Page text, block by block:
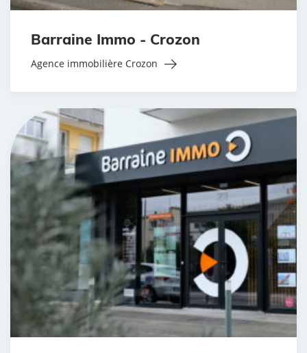
Barraine Immo - Crozon
Agence immobilière Crozon